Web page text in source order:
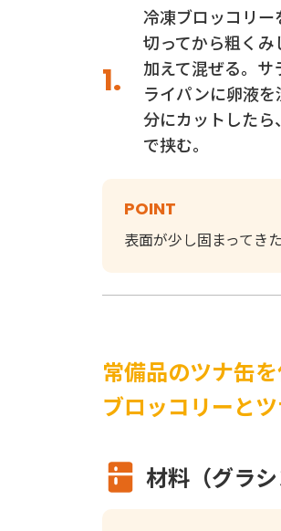
冷凍ブロッコリ
切ってから粗くみ
加えて混ぜる。
ライパンに卵液
分にカットしたら
で挟む。
POINT
表面が少し固まってき
常備品のツナ缶
ブロッコリーと
材料（グラシ